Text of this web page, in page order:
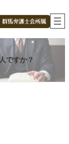
ですか？